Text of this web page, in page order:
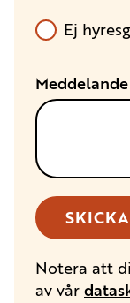
Ej
Meddelande
SKICKA
Notera att
av vår